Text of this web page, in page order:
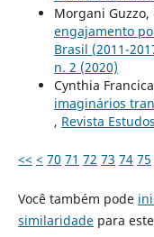
Morgani
engajamento
Brasil (2011-
n. 2 (2020)
Cynthia
imaginários
, Revista
<< < 70 71 72 73 74 75
Você também pode
similaridadepara